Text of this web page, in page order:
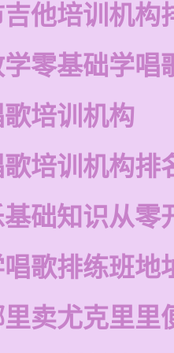
他培训机构
零基础学唱
培训机构
培训机构排
础知识从零
歌排练班地
卖尤克里里